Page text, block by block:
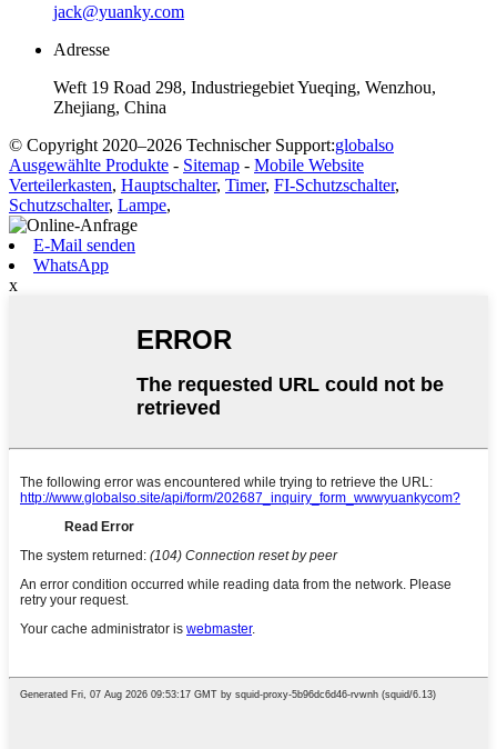
jack@yuanky.com
Adresse
Weft 19 Road 298, Industriegebiet Yueqing, Wenzhou,
Zhejiang, China
© Copyright 2020–2026 Technischer Support:globalso
Ausgewählte Produkte - Sitemap - Mobile Website
Verteilerkasten, Hauptschalter, Timer, FI-Schutzschalter,
Schutzschalter, Lampe,
E-Mail senden
WhatsApp
x